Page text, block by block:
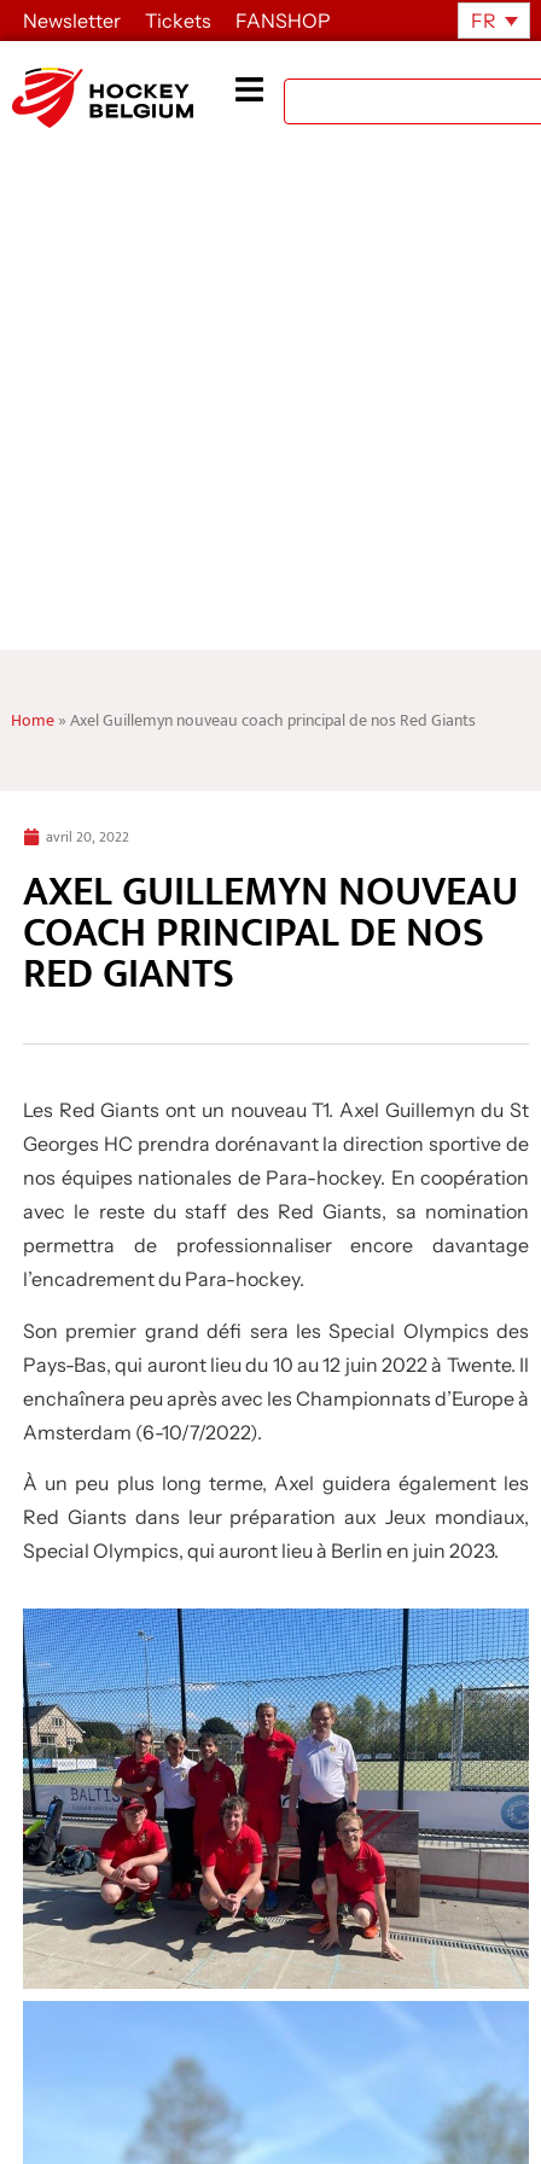
Newsletter Tickets FANSHOP FR
Home»Axel Guillemyn nouveau coach principal de nos Red Giants
avril 20, 2022
AXEL GUILLEMYN NOUVEAU
COACH PRINCIPAL DE NOS
RED GIANTS
Les Red Giants ont un nouveau T1. Axel Guillemyn du St
Georges HC prendra dorénavant la direction sportive de
nos équipes nationales de Para-hockey. En coopération
avec le reste du staff des Red Giants, sa nomination
permettra de professionnaliser encore davantage
l’encadrement du Para-hockey.
Son premier grand défi sera les Special Olympics des
Pays-Bas, qui auront lieu du 10 au 12 juin 2022 à Twente. Il
enchaînera peu après avec les Championnats d’Europe à
Amsterdam (6-10/7/2022).
À un peu plus long terme, Axel guidera également les
Red Giants dans leur préparation aux Jeux mondiaux,
Special Olympics, qui auront lieu à Berlin en juin 2023.